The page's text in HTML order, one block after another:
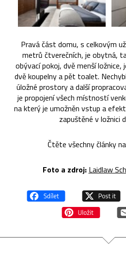
Pravá část domu, s celkovým
metrů čtverečních, je obytná,
obývací pokoj, dvě menší ložnice,
dvě koupelny a pět toalet.
úložné prostory a další
je propojení všech místností
na který je umožněn vstup a
zapuštěné v ložnici
Čtěte všechny články
Foto a zdroj: Laidlaw